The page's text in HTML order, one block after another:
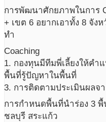
การพัฒนาศักยภาพในการ
+ เขต 6 อยากเอาทั้ง 8 จัง
ทำ
Coaching
1. กองทุนมีทีมพี่เลี้ยงให้คำ
พื้นที่รู้ปัญหาในพื้นที่
3. การติดตามประเมินผลจ
การกำหนดพื้นที่นำร่อง 3
ชลบุรี สระแก้ว